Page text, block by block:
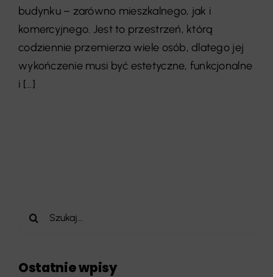
budynku – zarówno mieszkalnego, jak i
komercyjnego. Jest to przestrzeń, którą
codziennie przemierza wiele osób, dlatego jej
wykończenie musi być estetyczne, funkcjonalne
i [...]
Szukaj
Ostatnie wpisy